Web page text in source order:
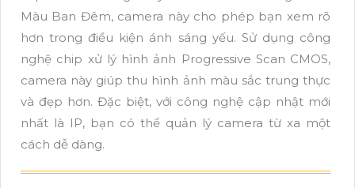
Màu Ban Đêm, camera này cho phép bạn xem rõ
hơn trong điều kiện ánh sáng yếu. Sử dụng công
nghệ chip xử lý hình ảnh Progressive Scan CMOS,
camera này giúp thu hình ảnh màu sắc trung thực
và đẹp hơn. Đặc biệt, với công nghệ cập nhật mới
nhất là IP, bạn có thể quản lý camera từ xa một
cách dễ dàng.